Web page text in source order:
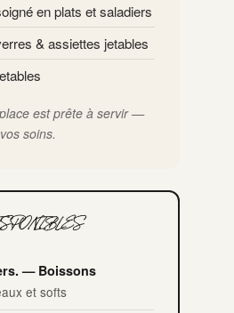
en plats et saladiers
& assiettes jetables
est prête à servir —
soins.
— Boissons
et softs